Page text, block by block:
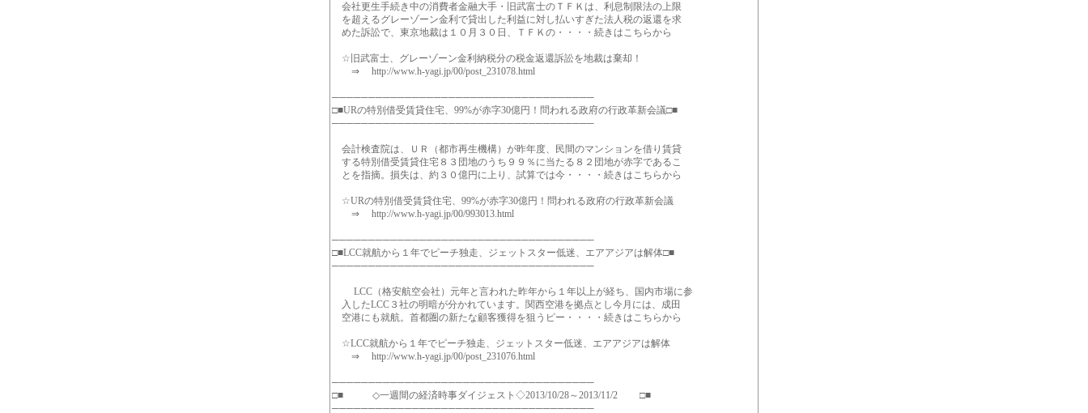
会社更生手続き中の消費者金融大手・旧武富士のＴＦＫは、利息制限法の上限
を超えるグレーゾーン金利で貸出した利益に対し払いすぎた法人税の返還を求
めた訴訟で、東京地裁は１０月３０日、ＴＦＫの・・・・続きはこちらから
☆旧武富士、グレーゾーン金利納税分の税金返還訴訟を地裁は棄却！
⇒ http://www.h-yagi.jp/00/post_231078.html
────────────────────────────────────
□■URの特別借受賃貸住宅、99%が赤字30億円！問われる政府の行政革新会議□■
────────────────────────────────────
会計検査院は、ＵＲ（都市再生機構）が昨年度、民間のマンションを借り賃貸
する特別借受賃貸住宅８３団地のうち９９％に当たる８２団地が赤字であるこ
とを指摘。損失は、約３０億円に上り、試算では今・・・・続きはこちらから
☆URの特別借受賃貸住宅、99%が赤字30億円！問われる政府の行政革新会議
⇒ http://www.h-yagi.jp/00/993013.html
────────────────────────────────────
□■LCC就航から１年でピーチ独走、ジェットスター低迷、エアアジアは解体□■
────────────────────────────────────
LCC（格安航空会社）元年と言われた昨年から１年以上が経ち、国内市場に参
入したLCC３社の明暗が分かれています。関西空港を拠点とし今月には、成田
空港にも就航。首都圏の新たな顧客獲得を狙うピー・・・・続きはこちらから
☆LCC就航から１年でピーチ独走、ジェットスター低迷、エアアジアは解体
⇒ http://www.h-yagi.jp/00/post_231076.html
────────────────────────────────────
□■ ◇一週間の経済時事ダイジェスト◇2013/10/28～2013/11/2 □■
────────────────────────────────────